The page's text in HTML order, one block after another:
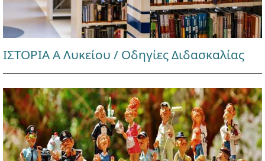
ΙΣΤΟΡΙΑ Α Λυκείου / Οδηγίες Διδασκαλίας